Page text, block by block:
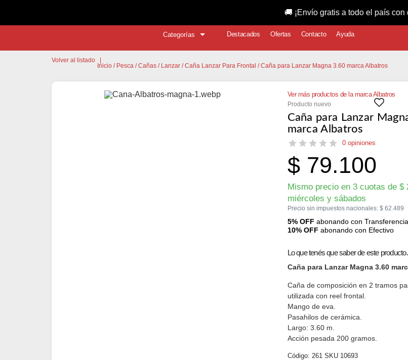
Categorías Destacados Ofertas Contacto Ayuda
Volver al listado
Inicio / Pesca /Cañas / Lanzar /Caña Lanzar Para Frontal / Caña para Lanzar Magna 3.60 marca Albatros
Ver más productos de la marca Albatros
Producto nuevo
Caña para Lanzar
marca Albatros
0 opiniones
$79.100
Mismo precio en 3 cuotas de $
miércoles y sábados
Precio sin impuestos nacionales: $62.489
5% OFF abonando con
10% OFF abonando con Efectivo
Lo que tenés que saber de este
Caña para Lanzar Magna 3.60
Caña de composición en 2 tramos
utilizada con reel frontal.
Mango de eva.
Pasahilos de cerámica.
Largo: 3.60 m.
Acción pesada 200 gramos.
Código: 261 SKU 10693
🚚 ¡Envío gratis a todo el país con compras